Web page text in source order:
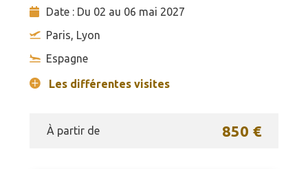
Date : Du 02 au 06 mai 2027
Paris, Lyon
Espagne
Les différentes visites
À partir de 850 €